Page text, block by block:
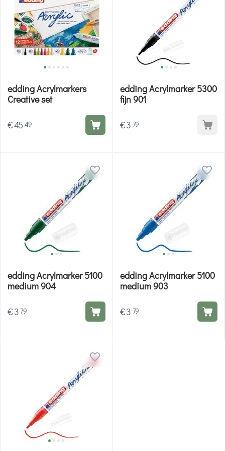
edding Acrylmarkers
Creative set
€45 49
edding Acrylmarker 5300
fijn 901
€3 79
edding Acrylmarker 5100
medium 904
€379
edding Acrylmarker 5100
medium 903
€3 79